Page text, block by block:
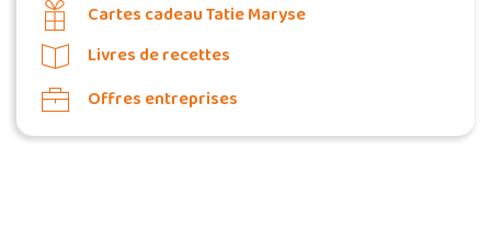
Cartes cadeau Tatie Maryse
Livres de recettes
Offres entreprises